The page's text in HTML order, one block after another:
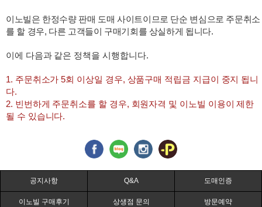
이노빌은 한정수량 판매 도매 사이트이므로 단순 변심으로 주문취소
를 할 경우, 다른 고객들이 구매기회를 상실하게 됩니다.
이에 다음과 같은 정책을 시행합니다.
1. 주문취소가 5회 이상일 경우, 상품구매 적립금 지급이 중지 됩니
다.
2. 빈번하게 주문취소를 할 경우, 회원자격 및 이노빌 이용이 제한
될 수 있습니다.
공지사항 Q&A 도매인증
이노빌 구매후기 상생점 문의 방문예약